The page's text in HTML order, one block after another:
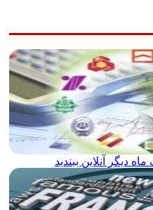
دیگر آنلاین ببندید